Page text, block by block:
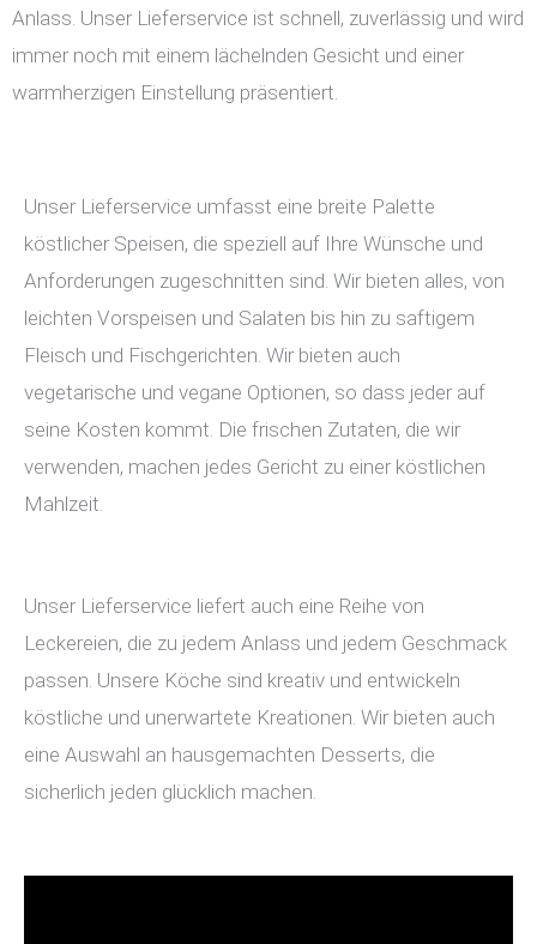
Anlass. Unser Lieferservice ist schnell, zuverlässig und wird
immer noch mit einem lächelnden Gesicht und einer
warmherzigen Einstellung präsentiert.
Unser Lieferservice umfasst eine breite Palette
köstlicher Speisen, die speziell auf Ihre Wünsche und
Anforderungen zugeschnitten sind. Wir bieten alles, von
leichten Vorspeisen und Salaten bis hin zu saftigem
Fleisch und Fischgerichten. Wir bieten auch
vegetarische und vegane Optionen, so dass jeder auf
seine Kosten kommt. Die frischen Zutaten, die wir
verwenden, machen jedes Gericht zu einer köstlichen
Mahlzeit.
Unser Lieferservice liefert auch eine Reihe von
Leckereien, die zu jedem Anlass und jedem Geschmack
passen. Unsere Köche sind kreativ und entwickeln
köstliche und unerwartete Kreationen. Wir bieten auch
eine Auswahl an hausgemachten Desserts, die
sicherlich jeden glücklich machen.